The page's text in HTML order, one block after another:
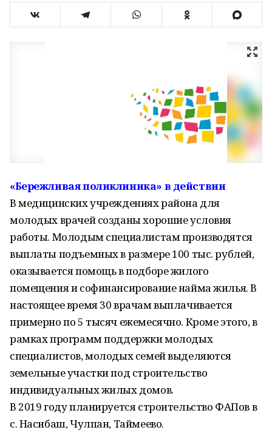
«Бережливая поликлиника» в действии
В медицинских учреждениях района для
молодых врачей созданы хорошие условия
работы. Молодым специалистам производятся
выплаты подъемных в размере 100 тыс. рублей,
оказывается помощь в подборе жилого
помещения и софинансирование найма жилья. В
настоящее время 30 врачам выплачивается
примерно по 5 тысяч ежемесячно. Кроме этого, в
рамках программ поддержки молодых
специалистов, молодых семей выделяются
земельные участки под строительство
индивидуальных жилых домов.
В 2019 году планируется строительство ФАПов в
с. Насибаш, Чулпан, Таймеево.